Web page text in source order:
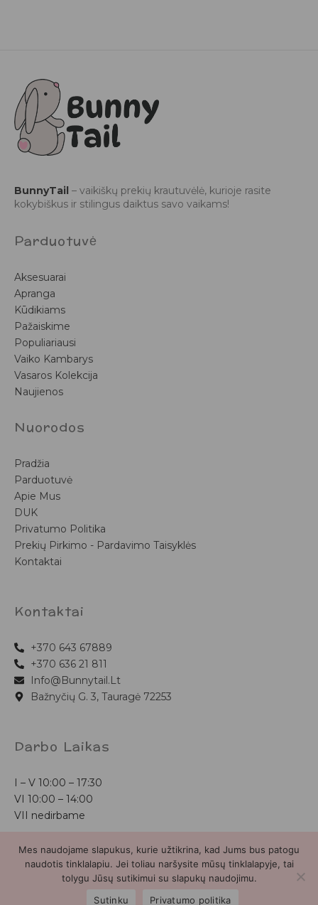
BunnyTail – vaikiškų prekių krautuvėlė, kurioje rasite
kokybiškus ir stilingus daiktus savo vaikams!
Parduotuvė
Aksesuarai
Apranga
Kūdikiams
Pažaiskime
Populiariausi
Vaiko Kambarys
Vasaros Kolekcija
Naujienos
Nuorodos
Pradžia
Parduotuvė
Apie Mus
DUK
Privatumo Politika
Prekių Pirkimo - Pardavimo Taisyklės
Kontaktai
Kontaktai
+370 643 67889
+370 636 21 811
Info@bunnytail.lt
Bažnyčių G. 3, Tauragė 72253
Darbo Laikas
I – V 10:00 – 17:30
VI 10:00 – 14:00
VII nedirbame
Bunnytail.lt| Copyright 2026 | Svetainė sukurtaMyra.lt
Mes naudojame slapukus, kurie užtikrina, kad Jums bus patogu
naudotis tinklalapiu. Jei toliau naršysite mūsų tinklalapyje, tai
tolygu Jūsų sutikimui su slapukų naudojimu.
Sutinku
Privatumo politika